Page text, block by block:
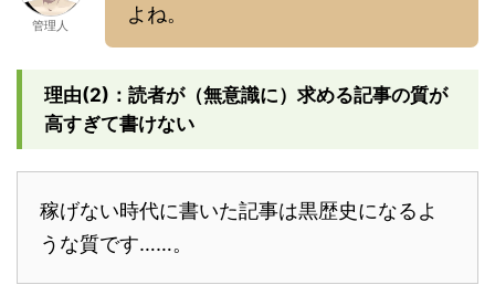
管理人
よね。
理由(2)：読者が（無意識に）求める記事の質が
高すぎて書けない
稼げない時代に書いた記事は黒歴史になるよ
うな質です……。